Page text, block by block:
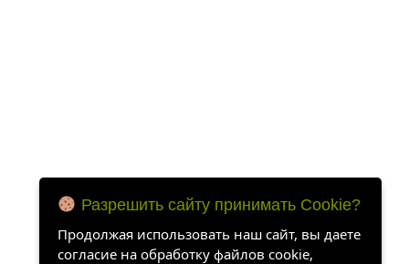
Разрешить сайту принимать Cookie?
Продолжая использовать наш сайт, вы даете
согласие на обработку файлов cookie,